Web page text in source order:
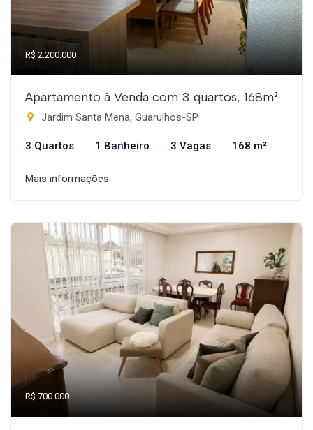
R$ 2.200.000
Apartamento à Venda com 3 quartos, 168m²
Jardim Santa Mena, Guarulhos-SP
3 Quartos 1 Banheiro 3 Vagas 168 m²
Mais informações
R$ 700.000